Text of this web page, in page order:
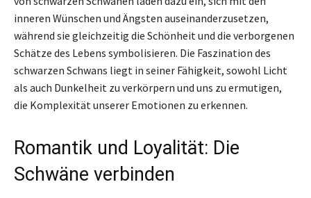
inneren Wünschen und Ängsten auseinanderzusetzen,
während sie gleichzeitig die Schönheit und die verborgenen
Schätze des Lebens symbolisieren. Die Faszination des
schwarzen Schwans liegt in seiner Fähigkeit, sowohl Licht
als auch Dunkelheit zu verkörpern und uns zu ermutigen,
die Komplexität unserer Emotionen zu erkennen.
Romantik und Loyalität: Die
Schwäne verbinden